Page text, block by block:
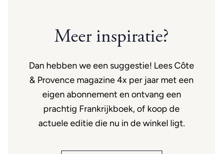
Meer inspiratie?
Dan hebben we een suggestie! Lees Côte
& Provence magazine 4x per jaar met een
eigen abonnement en ontvang een
prachtig Frankrijkboek, of koop de
actuele editie die nu in de winkel ligt.